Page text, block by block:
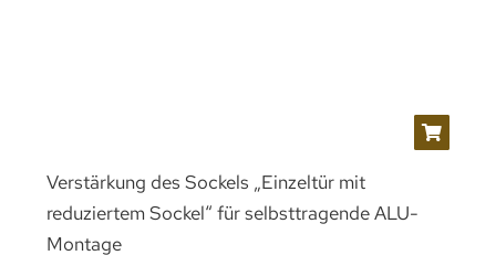
Verstärkung des Sockels „Einzeltür mit
reduziertem Sockel“ für selbsttragende ALU-
Montage